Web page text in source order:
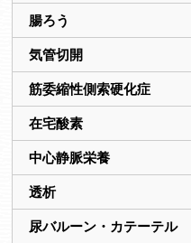
腸ろう
気管切開
筋委縮性側索硬化症
在宅酸素
中心静脈栄養
透析
尿バルーン・カテーテル